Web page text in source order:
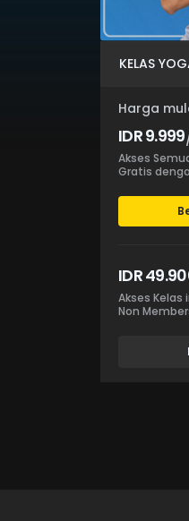
KELAS
Harga
IDR 9.999
Akses
Gratis
IDR
Akses Kelas
Non